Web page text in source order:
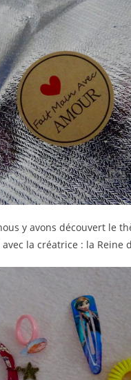
y avons découvert le
la créatrice : la Reine